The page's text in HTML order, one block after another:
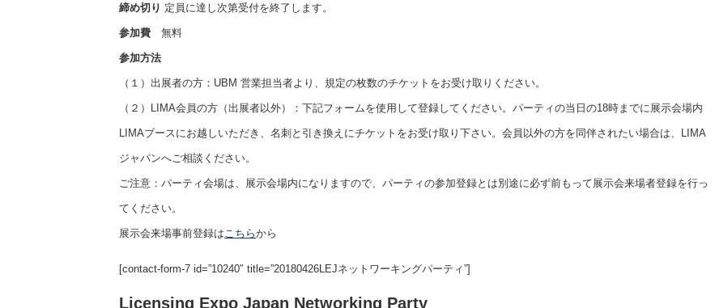
締め切り 定員に達し次第受付を終了します。
参加費 無料
参加方法
（１）出展者の方：UBM 営業担当者より、規定の枚数のチケットをお受け取りください。
（２）LIMA会員の方（出展者以外）：下記フォームを使用して登録してください。パーティの当日の18時までに展示会場内
LIMAブースにお越しいただき、名刺と引き換えにチケットをお受け取り下さい。会員以外の方を同伴されたい場合は、LIMA
ジャパンへご相談ください。
ご注意：パーティ会場は、展示会場内になりますので、パーティの参加登録とは別途に必ず前もって展示会来場者登録を行っ
てください。
展示会来場事前登録は こちらから
[contact-form-7 id=”10240″ title=”20180426LEJネットワーキングパーティ”]
Licensing Expo Japan Networking Party